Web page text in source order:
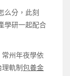
么分，此刻
學研一起配合
州年夜學依
軌制包養金